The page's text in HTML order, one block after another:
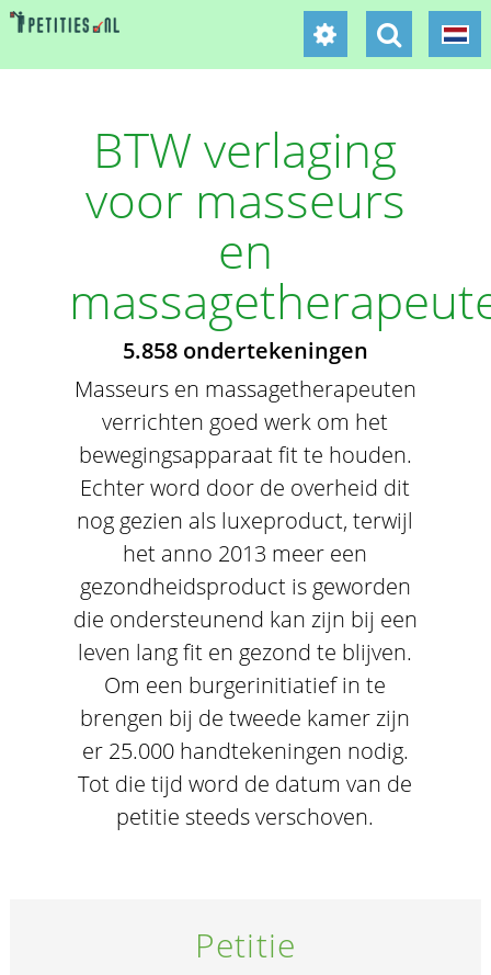
BTW verlaging
voor masseurs
en
5.858 ondertekeningen
Masseurs en massagetherapeuten
verrichten goed werk om het
bewegingsapparaat fit te houden.
Echter word door de overheid dit
nog gezien als luxeproduct, terwijl
het anno 2013 meer een
gezondheidsproduct is geworden
die ondersteunend kan zijn bij een
leven lang fit en gezond te blijven.
Om een burgerinitiatief in te
brengen bij de tweede kamer zijn
er 25.000 handtekeningen nodig.
Tot die tijd word de datum van de
petitie steeds verschoven.
Petitie